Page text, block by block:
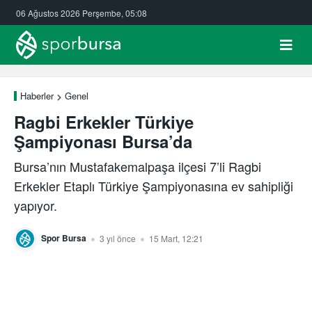
06 Ağustos 2026 Perşembe, 05:08
Haberler Genel
Ragbi Erkekler Türkiye
Şampiyonası Bursa’da
Bursa’nın Mustafakemalpaşa ilçesi 7’li Ragbi
Erkekler Etaplı Türkiye Şampiyonasına ev sahipliği
yapıyor.
Spor Bursa 3 yıl önce 15 Mart, 12:21